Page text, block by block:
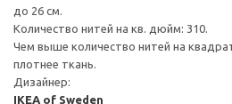
до 26 см.
Количество нитей на кв. дюйм: 310.
Чем выше количество нитей на
плотнее ткань.
Дизайнер:
IKEA of Sweden